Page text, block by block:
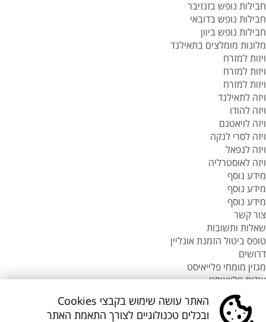
חבילות נופש בזנזיבר
חבילות נופש בדובאי
חבילות נופש ביוון
מלונות מומלצים בתאילנד
ויזות למזרח
ויזות למזרח
ויזות למזרח
ויזה לתאילנד
ויזה להודו
ויזה לויאטנם
ויזה לסרי לנקה
ויזה לנפאל
ויזה לאוסטרליה
מידע נוסף
מידע נוסף
מידע נוסף
צור קשר
שאלות ותשובות
טופס ביטול הזמנת אונליין
דרושים
מגזין מומחי פלייאיסט
אודות פלייאיסט
סניפי flyeast בעולם
סניפי flyeast בעולם
האתר עושה שימוש בקבצי Cookies
ובכלים טכנולוגיים לצורך התאמת האתר